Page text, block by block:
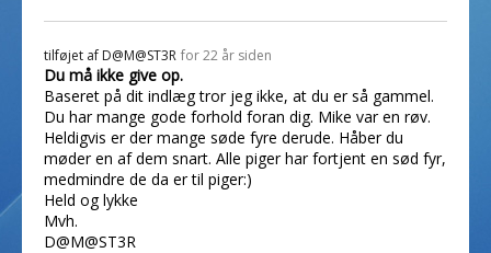
tilføjet af D@M@ST3R for 22 år siden
Du må ikke give op.
Baseret på dit indlæg tror jeg ikke, at du er så gammel.
Du har mange gode forhold foran dig. Mike var en røv.
Heldigvis er der mange søde fyre derude. Håber du
møder en af dem snart. Alle piger har fortjent en sød fyr,
medmindre de da er til piger:)
Held og lykke
Mvh.
D@M@ST3R